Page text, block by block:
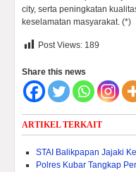
city, serta peningkatan
keselamatan masyarakat. (*)
Post Views: 189
Share this news
ARTIKEL TERKAIT
STAI Balikpapan Jajaki
Polres Kubar Tangkap